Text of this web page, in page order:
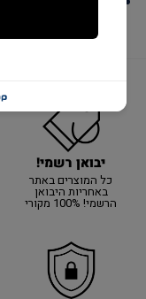
יבואן רשמי!
כל המוצרים באתר
באחריות היבואן
הרשמי! 100% מקורי